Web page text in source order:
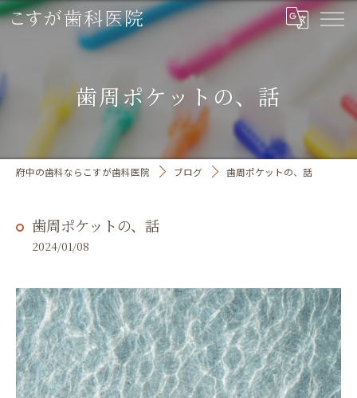
歯周ポケットの、話
府中の歯科ならこすが歯科医院 ブログ 歯周ポケットの、話
歯周ポケットの、話
2024/01/08